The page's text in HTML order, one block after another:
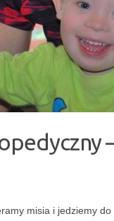
misia i jedziemy